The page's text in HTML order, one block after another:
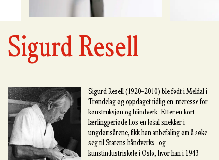
Sigurd Resell
Sigurd Resell (1920–2010) ble født i Meldal i
Trøndelag og oppdaget tidlig en interesse for
konstruksjon og håndverk. Etter en kort
lærlingperiode hos en lokal snekker i
ungdomsårene, fikk han anbefaling om å søke
seg til Statens håndverks- og
kunstindustriskole i Oslo, hvor han i 1943